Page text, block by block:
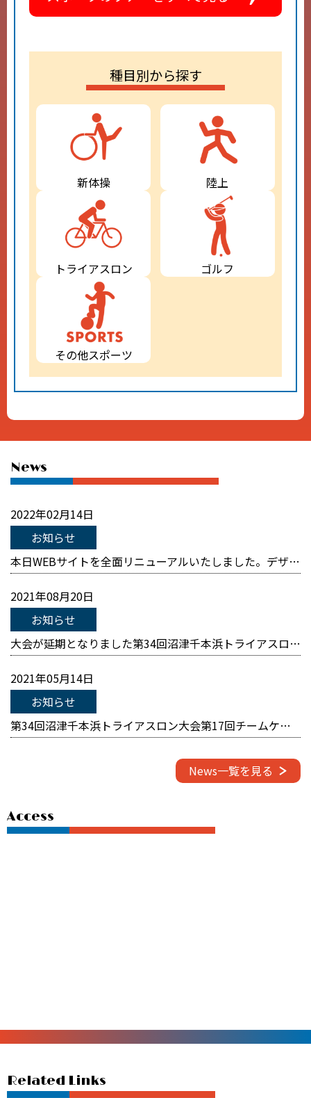
種目別から探す
新体操 陸上
トライアスロン ゴルフ
その他スポーツ
news
2022年02月14日
お知らせ
本日WEBサイトを全面リニューアルいたしました。デザインを一新し、様々なツアーが見やすくなるように変更しました。 また、おすすめ情報を新たに設置し、当社からタイムリーに様々な旅行情報を発信できるようになりました。 今後も […]
2021年08月20日
お知らせ
大会が延期となりました第34回沼津千本浜トライアスロン大会第17回チームケンズカップトライアスロン駅伝大会の新規日程 宿泊特別プランをアップしました！
2021年05月14日
お知らせ
第34回沼津千本浜トライアスロン大会第17回チームケンズカップトライアスロン駅伝大会 宿泊特別プランアップしました！
News一覧を見る
access
related Links